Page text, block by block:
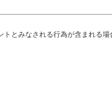
とみなされる行為が含まれる